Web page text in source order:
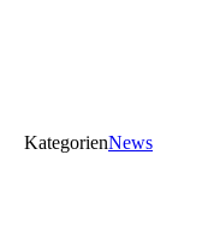
KategorienNews